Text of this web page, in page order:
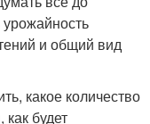
урожайность
и общий вид
какое количество
будет